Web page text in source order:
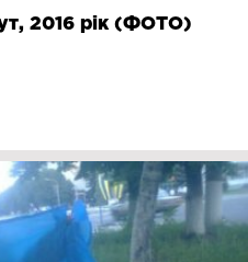
2016 рік (ФОТО)